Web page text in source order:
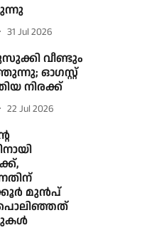
31 Jul 2026
വീണ്ടും
ഓഗസ്റ്റ്
നിരക്ക്
22 Jul 2026
മുന്‍പ്